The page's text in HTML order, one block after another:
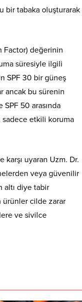
bir tabaka oluşturarak
Factor) değerinin
süresiyle ilgili
SPF 30 bir güneş
ancak bu sürenin
SPF 50 arasında
sadece etkili koruma
karşı uyaran Uzm. Dr.
veya güvenilir
altı diye tabir
cilde zarar
ve sivilce